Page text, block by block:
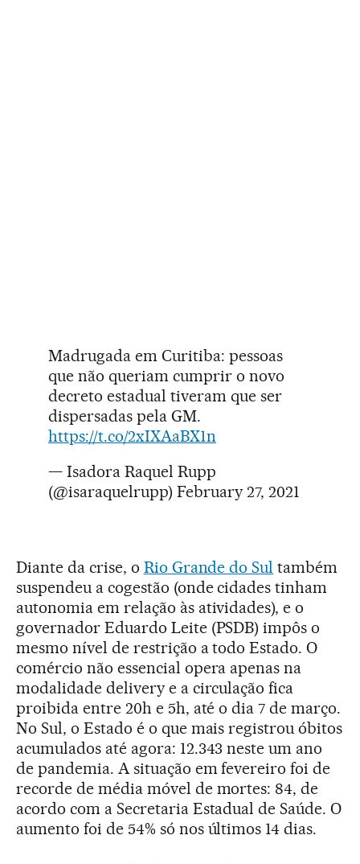
Madrugada em Curitiba: pessoas
que não queriam cumprir o novo
decreto estadual tiveram que ser
dispersadas pela GM.
https://t.co/2xIXAaBX1n
— Isadora Raquel Rupp
(@isaraquelrupp) February 27, 2021
Diante da crise, o Rio Grande do Sul também
suspendeu a cogestão (onde cidades tinham
autonomia em relação às atividades), e o
governador Eduardo Leite (PSDB) impôs o
mesmo nível de restrição a todo Estado. O
comércio não essencial opera apenas na
modalidade delivery e a circulação fica
proibida entre 20h e 5h, até o dia 7 de março.
No Sul, o Estado é o que mais registrou óbitos
acumulados até agora: 12.343 neste um ano
de pandemia. A situação em fevereiro foi de
recorde de média móvel de mortes: 84, de
acordo com a Secretaria Estadual de Saúde. O
aumento foi de 54% só nos últimos 14 dias.